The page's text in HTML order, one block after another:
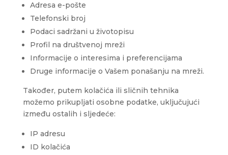
Adresa e-pošte
Telefonski broj
Podaci sadržani u životopisu
Profil na društvenoj mreži
Informacije o interesima i preferencijama
Druge informacije o Vašem ponašanju na mreži.
Također, putem kolačića ili sličnih tehnika
možemo prikupljati osobne podatke, uključujući
između ostalih i sljedeće:
IP adresu
ID kolačića